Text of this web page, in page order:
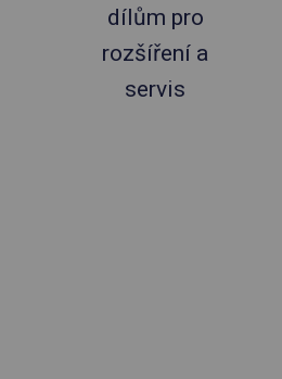
dílům pro
rozšíření a
servis